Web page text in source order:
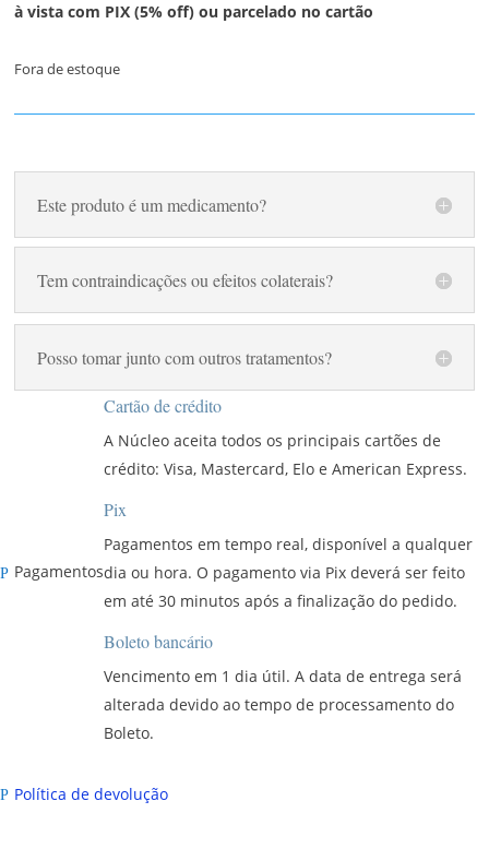
à vista com PIX (5% off) ou parcelado no cartão
Fora de estoque
Este produto é um medicamento?
Tem contraindicações ou efeitos colaterais?
Posso tomar junto com outros tratamentos?
P Pagamentos
Cartão de crédito
A Núcleo aceita todos os principais cartões de
crédito: Visa, Mastercard, Elo e American Express.
Pix
Pagamentos em tempo real, disponível a qualquer
dia ou hora. O pagamento via Pix deverá ser feito
em até 30 minutos após a finalização do pedido.
Boleto bancário
Vencimento em 1 dia útil. A data de entrega será
alterada devido ao tempo de processamento do
Boleto.
P Política de devolução